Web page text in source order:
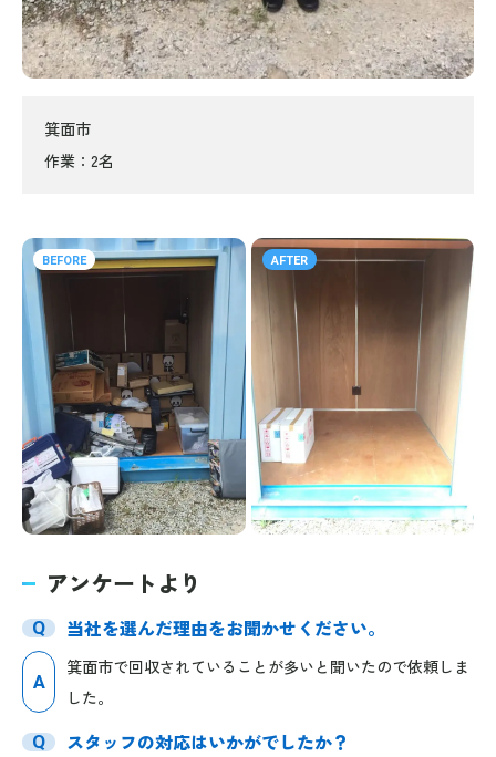
箕面市
作業
2名
BEFORE AFTER
アンケートより
Q 当社を選んだ理由をお聞かせください。
A
箕面市で回収されていることが多いと聞いたので依頼しま
した。
Q
スタッフの対応はいかがでしたか？